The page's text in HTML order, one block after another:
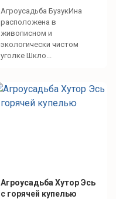
Агроусадьба БузукИна
расположена в
живописном и
экологически чистом
уголке Шкло...
Агроусадьба Хутор Эсь
с горячей купелью